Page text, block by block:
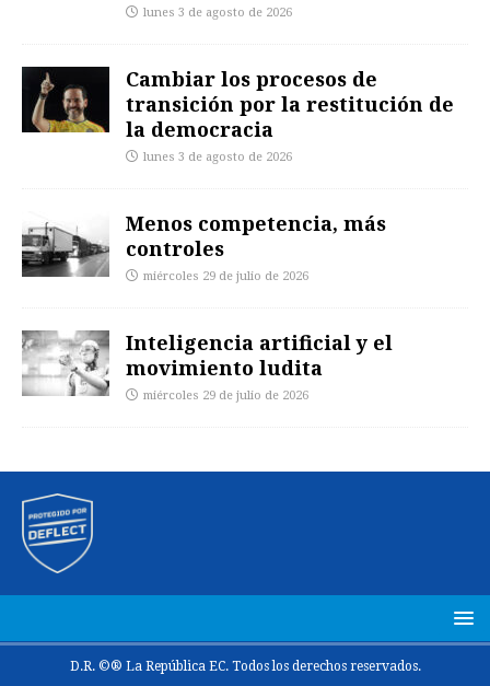
lunes 3 de agosto de 2026
Cambiar los procesos de
transición por la restitución de
la democracia
lunes 3 de agosto de 2026
Menos competencia, más
controles
miércoles 29 de julio de 2026
Inteligencia artificial y el
movimiento ludita
miércoles 29 de julio de 2026
D.R. ©® La República EC. Todos los derechos reservados.